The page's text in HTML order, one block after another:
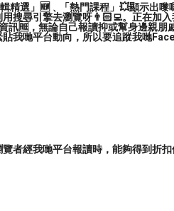
精選」🆕﹑「熱門課程」💥顯示出嚟
搜尋引擎去瀏覽呀👨🏻‍💻。正在加入
🆓，無論自己報讀抑或幫身邊親朋
我哋平台動向，所以要追蹤我哋
者經我哋平台報讀時，能夠得到折